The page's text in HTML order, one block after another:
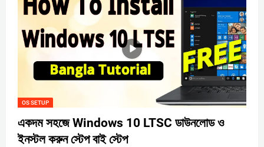
OS SETUP
একদম সহজে Windows 10 LTSC ডাউনলোড ও
ইনস্টল করুন স্টেপ বাই স্টেপ